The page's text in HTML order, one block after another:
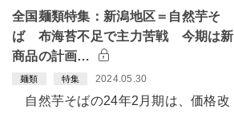
全国麺類特集：新潟地区＝自然芋そ
ば 布海苔不足で主力苦戦 今期は新
商品の計画…
麺類 特集 2024.05.30
自然芋そばの24年2月期は、価格改